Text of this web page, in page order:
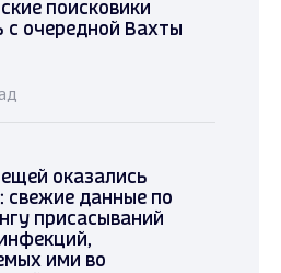
поисковики
с очередной Вахты
оказались
свежие данные по
присасываний
ими во